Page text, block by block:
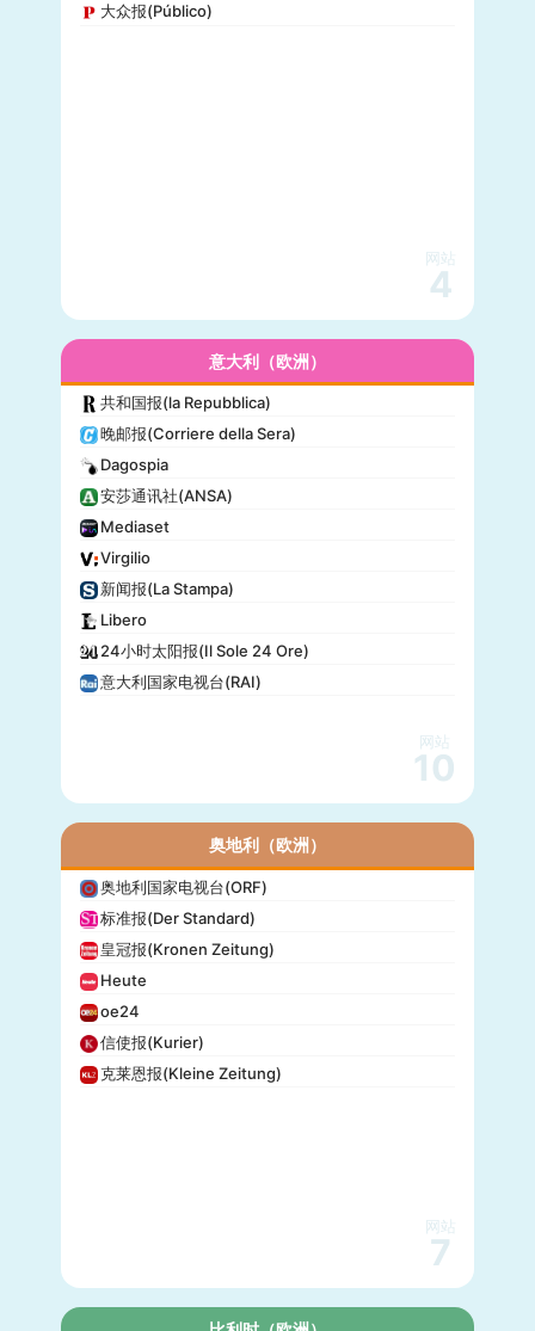
大众报(Público)
网站
4
意大利（欧洲）
共和国报(la Repubblica)
晚邮报(Corriere della Sera)
Dagospia
安莎通讯社(ANSA)
Mediaset
Virgilio
新闻报(La Stampa)
Libero
24小时太阳报(Il Sole 24 Ore)
意大利国家电视台(RAI)
网站
10
奥地利（欧洲）
奥地利国家电视台(ORF)
标准报(Der Standard)
皇冠报(Kronen Zeitung)
Heute
oe24
信使报(Kurier)
克莱恩报(Kleine Zeitung)
网站
7